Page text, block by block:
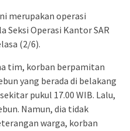
merupakan operasi
Seksi Operasi Kantor SAR
(2/6).
tim, korban berpamitan
yang berada di belakang
pukul 17.00 WIB. Lalu,
Namun, dia tidak
warga, korban